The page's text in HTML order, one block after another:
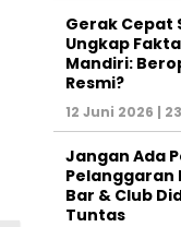
Gerak Cepat
Ungkap
Mandiri:
Resmi?
12 Juni 2026 |
Jangan Ada
Pelanggaran
Bar & Club
Tuntas